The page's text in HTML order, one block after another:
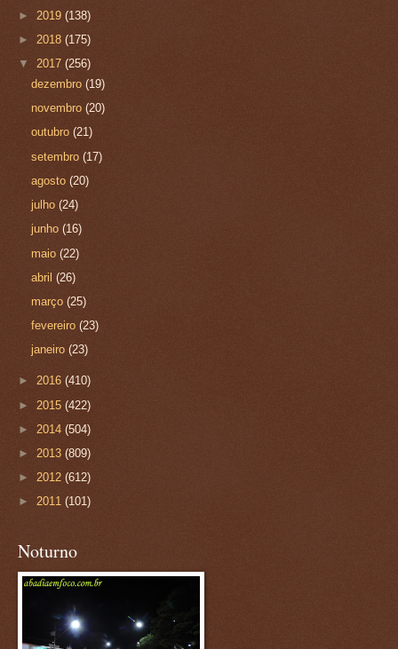
► 2019 (138)
► 2018 (175)
▼ 2017 (256)
dezembro(19)
novembro(20)
outubro(21)
setembro(17)
agosto(20)
julho(24)
junho(16)
maio(22)
abril(26)
março(25)
fevereiro(23)
janeiro(23)
► 2016 (410)
► 2015 (422)
► 2014 (504)
► 2013 (809)
► 2012 (612)
► 2011 (101)
Noturno